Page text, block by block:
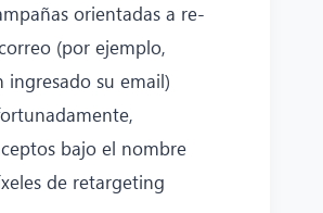
orientadas a re-
(por ejemplo,
su email)
bajo el nombre
de retargeting